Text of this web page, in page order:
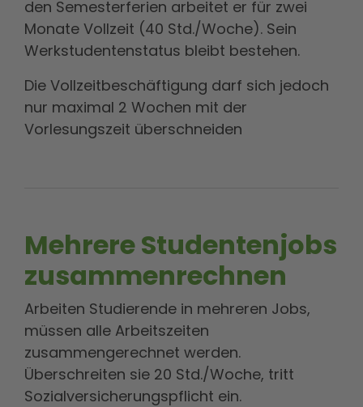
den Semesterferien arbeitet er für zwei
Monate Vollzeit (40 Std./Woche). Sein
Werkstudentenstatus bleibt bestehen.
Die Vollzeitbeschäftigung darf sich jedoch
nur maximal 2 Wochen mit der
Vorlesungszeit überschneiden
Mehrere Studentenjobs
zusammenrechnen
Arbeiten Studierende in mehreren Jobs,
müssen alle Arbeitszeiten
zusammengerechnet werden.
Überschreiten sie 20 Std./Woche, tritt
Sozialversicherungspflicht ein.